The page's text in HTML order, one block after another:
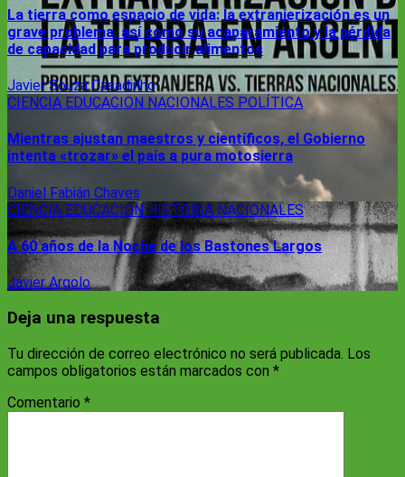
La tierra como espacio de vida: la extranjerización es un
grave problema, así como su acaparamiento y la pérdida
de capacidad para producir alimentos
Javier Souza Casadinho
CIENCIA EDUCACION NACIONALES POLÍTICA
Mientras ajustan maestros y científicos, el Gobierno
intenta «trozar» el país a pura motosierra
Daniel Fabián Chaves
CIENCIA EDUCACION HISTORIA NACIONALES
A 60 años de la Noche de los Bastones Largos
Javier Argolo
Deja una respuesta
Tu dirección de correo electrónico no será publicada. Los
campos obligatorios están marcados con *
Comentario *